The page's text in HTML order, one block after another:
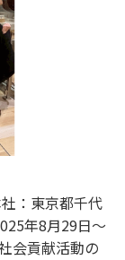
：東京都千代
年8月29日〜
会貢献活動の